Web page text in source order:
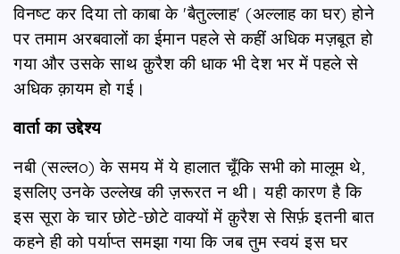
विनष्ट कर दिया तो काबा के 'बैतुल्लाह' (अल्लाह का घर) होने
पर तमाम अरबवालों का ईमान पहले से कहीं अधिक मज़बूत हो
गया और उसके साथ क़ुरैश की धाक भी देश भर में पहले से
अधिक क़ायम हो गई।
वार्ता का उद्देश्य
नबी (सल्लo) के समय में ये हालात चूँकि सभी को मालूम थे,
इसलिए उनके उल्लेख की ज़रूरत न थी। यही कारण है कि
इस सूरा के चार छोटे-छोटे वाक्यों में क़ुरैश से सिर्फ़ इतनी बात
कहने ही को पर्याप्त समझा गया कि जब तुम स्वयं इस घर